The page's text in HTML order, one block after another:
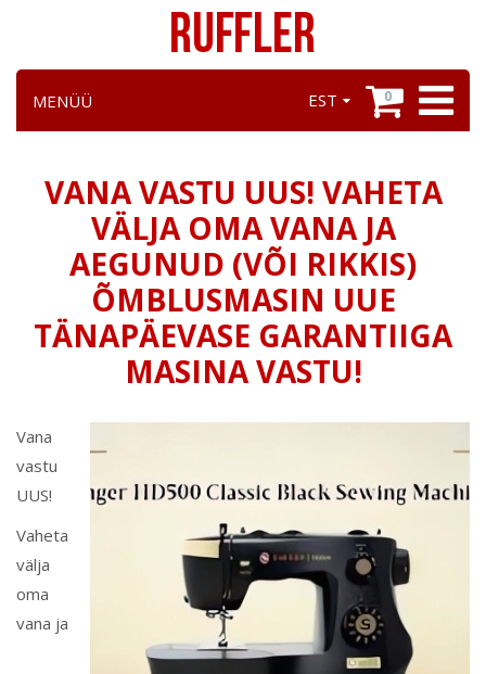
EST 0
MENÜÜ
VANA VASTU UUS! VAHETA
VÄLJA OMA VANA JA
AEGUNUD (VÕI RIKKIS)
ÕMBLUSMASIN UUE
TÄNAPÄEVASE GARANTIIGA
MASINA VASTU!
Vana
vastu
UUS!
Vaheta
välja
oma
vana ja